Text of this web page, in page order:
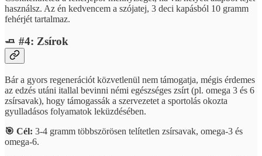
használsz. Az én kedvencem a szójatej, 3 deci kapásból 10 gramm
fehérjét tartalmaz.
🧈 #4: Zsírok
Bár a gyors regenerációt közvetlenül nem támogatja, mégis érdemes
az edzés utáni itallal bevinni némi egészséges zsírt (pl. omega 3 és 6
zsírsavak), hogy támogassák a szervezetet a sportolás okozta
gyulladásos folyamatok leküzdésében.
🎯 Cél: 3-4 gramm többszörösen telítetlen zsírsavak, omega-3 és
omega-6.